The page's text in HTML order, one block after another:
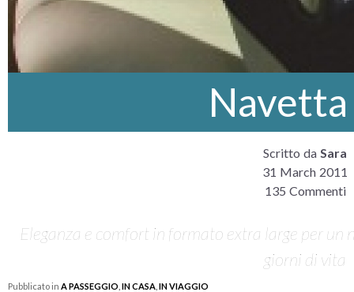
Scritto da Sara
31 March 2011
135 Commenti
Eleganza e comfort in formato extra large per un
giorni di vita
Pubblicato in A PASSEGGIO IN CASA, IN VIAGGIO